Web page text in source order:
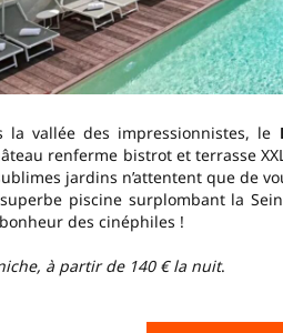
la vallée des impressionnistes, le
renferme bistrot et terrasse
jardins n’attentent que de
piscine surplombant la
des cinéphiles !
à partir de 140 € la nuit.